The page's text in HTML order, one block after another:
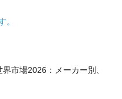
。
市場2026：メーカー別、